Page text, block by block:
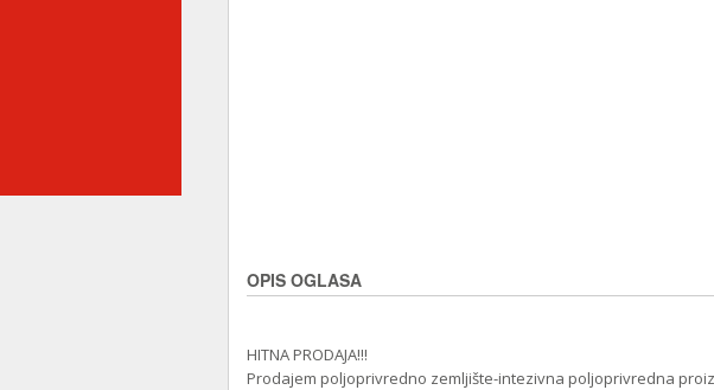
OPIS OGLASA
HITNA PRODAJA!!!
Prodajem poljoprivredno zemljište-intezivna poljoprivredna